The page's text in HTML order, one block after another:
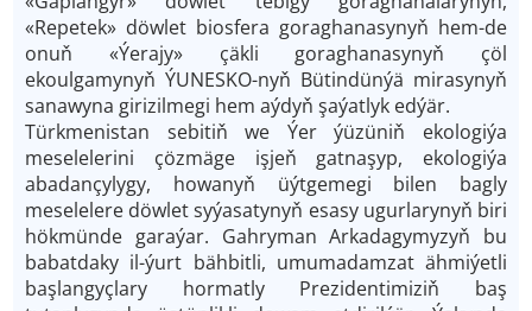
«Repetek» döwlet biosfera goraghanasynyň hem-de
onuň «Ýerajy» çäkli goraghanasynyň çöl
ekoulgamynyň ÝUNESKO-nyň Bütindünýä mirasynyň
sanawyna girizilmegi hem aýdyň şaýatlyk edýär.
Türkmenistan sebitiň we Ýer ýüzüniň ekologiýa
meselelerini çözmäge işjeň gatnaşyp, ekologiýa
abadançylygy, howanyň üýtgemegi bilen bagly
meselelere döwlet syýasatynyň esasy ugurlarynyň biri
hökmünde garaýar. Gahryman Arkadagymyzyň bu
babatdaky il-ýurt bähbitli, umumadamzat ähmiýetli
başlangyçlary hormatly Prezidentimiziň baş